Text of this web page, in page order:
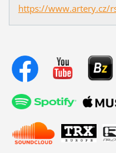
https://www.artery.cz/